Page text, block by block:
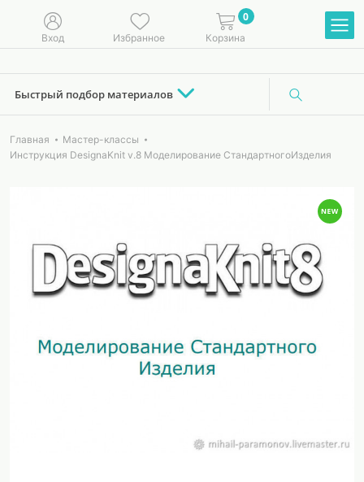
Вход Избранное
0
Корзина
Быстрый подбор материалов
Главная
Мастер-классы
Инструкция DesignaKnit v.8 Моделирование СтандартногоИзделия